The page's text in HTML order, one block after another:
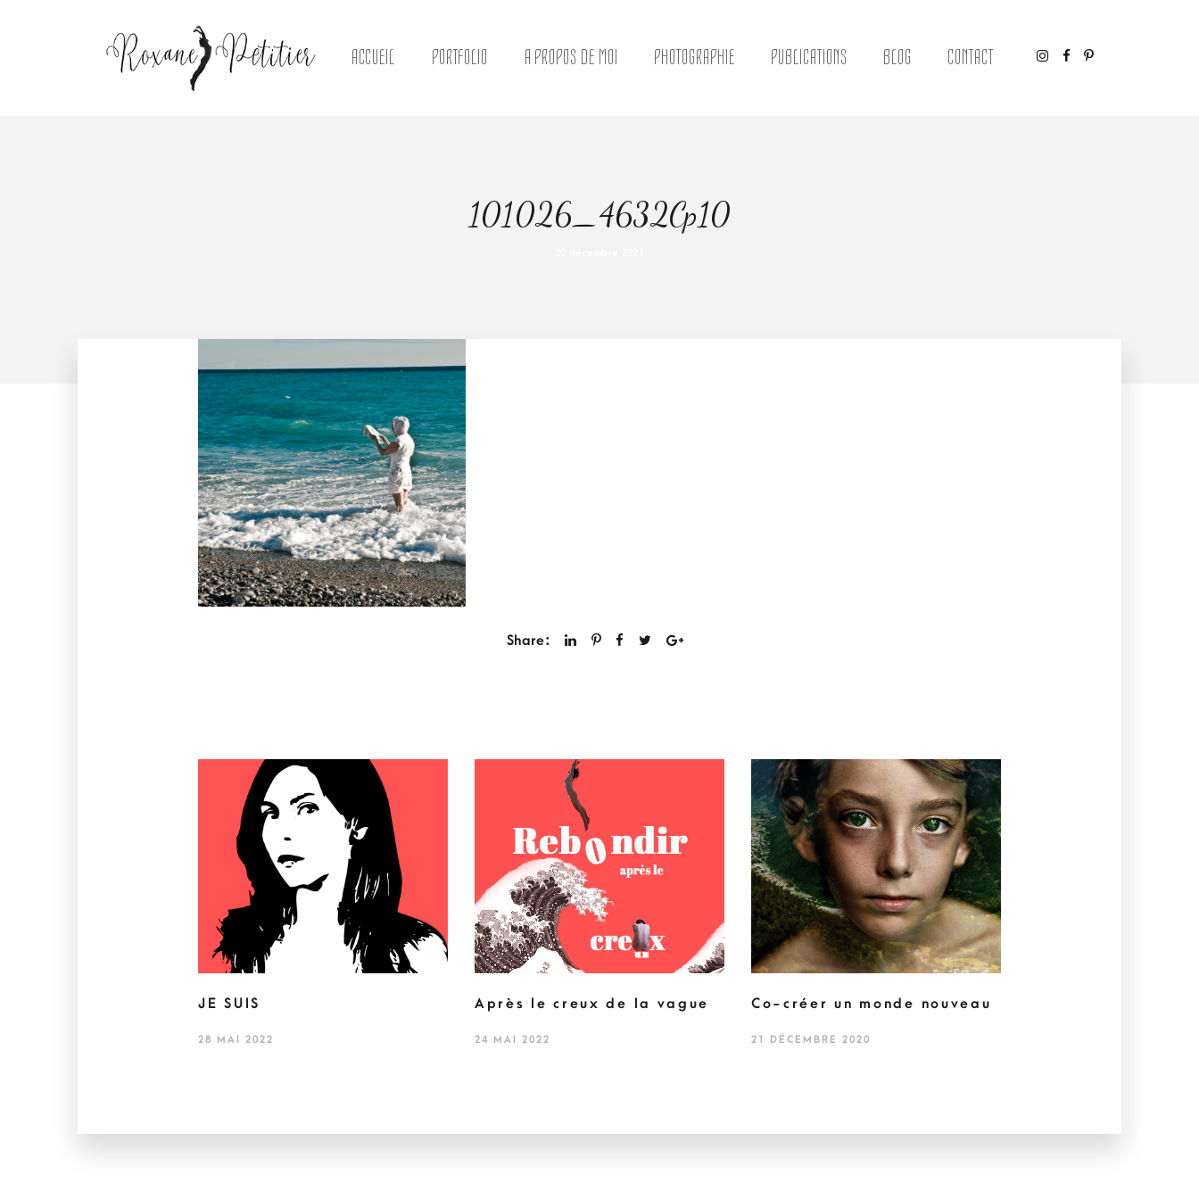
ACCUEIL PORTFOLIO A PROPOS DE MOI PHOTOGRAPHIE PUBLICATIONS BLOG CONTACT
101026_4632Cp10
Share:
JE SUIS
28 MAI 2022
Après le creux de la vague
24 MAI 2022
Co-créer un monde nouveau
21 DÉCEMBRE 2020